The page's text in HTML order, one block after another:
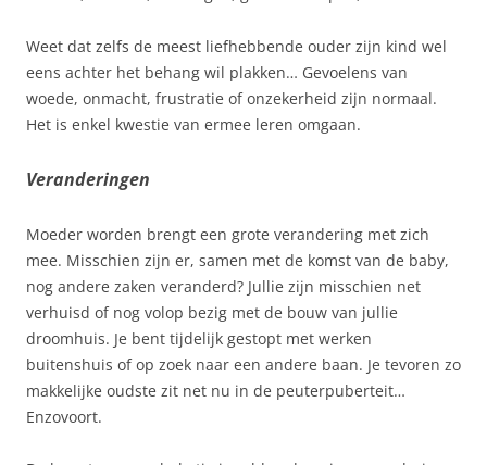
Weet dat zelfs de meest liefhebbende ouder zijn kind wel
eens achter het behang wil plakken… Gevoelens van
woede, onmacht, frustratie of onzekerheid zijn normaal.
Het is enkel kwestie van ermee leren omgaan.
Veranderingen
Moeder worden brengt een grote verandering met zich
mee. Misschien zijn er, samen met de komst van de baby,
nog andere zaken veranderd? Jullie zijn misschien net
verhuisd of nog volop bezig met de bouw van jullie
droomhuis. Je bent tijdelijk gestopt met werken
buitenshuis of op zoek naar een andere baan. Je tevoren zo
makkelijke oudste zit net nu in de peuterpuberteit…
Enzovoort.